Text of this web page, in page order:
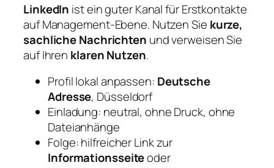
LinkedIn ist ein guter Kanal für Erstkontakte
auf Management‑Ebene. Nutzen Sie kurze,
sachliche Nachrichten und verweisen Sie
auf Ihren klaren Nutzen.
Profil lokal anpassen: Deutsche
Adresse, Düsseldorf
Einladung: neutral, ohne Druck, ohne
Dateianhänge
Folge: hilfreicher Link zur
Informationsseiteoder